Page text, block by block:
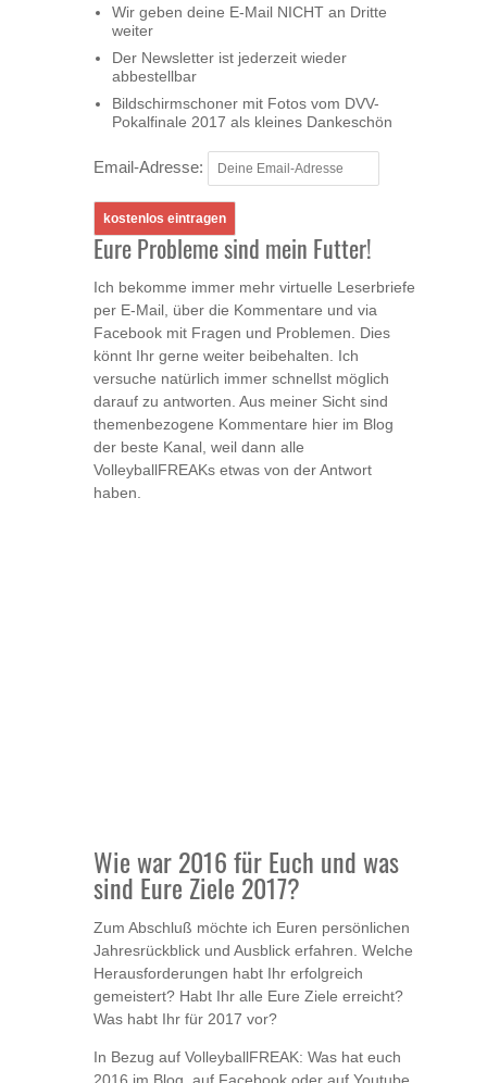
Wir geben deine E-Mail NICHT an Dritte
weiter
Der Newsletter ist jederzeit wieder
abbestellbar
Bildschirmschoner mit Fotos vom DVV-
Pokalfinale 2017 als kleines Dankeschön
Email-Adresse:
Eure Probleme sind mein Futter!
Ich bekomme immer mehr virtuelle Leserbriefe
per E-Mail, über die Kommentare und via
Facebook mit Fragen und Problemen. Dies
könnt Ihr gerne weiter beibehalten. Ich
versuche natürlich immer schnellst möglich
darauf zu antworten. Aus meiner Sicht sind
themenbezogene Kommentare hier im Blog
der beste Kanal, weil dann alle
VolleyballFREAKs etwas von der Antwort
haben.
Wie war 2016 für Euch und was
sind Eure Ziele 2017?
Zum Abschluß möchte ich Euren persönlichen
Jahresrückblick und Ausblick erfahren. Welche
Herausforderungen habt Ihr erfolgreich
gemeistert? Habt Ihr alle Eure Ziele erreicht?
Was habt Ihr für 2017 vor?
In Bezug auf VolleyballFREAK: Was hat euch